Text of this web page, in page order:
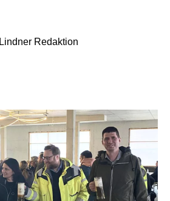
Lindner Redaktion